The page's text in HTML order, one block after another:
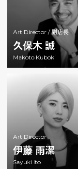
Art Director /副店長
久保木 誠
Makoto Kuboki
Art Director
伊藤 雨潔
Sayuki Ito